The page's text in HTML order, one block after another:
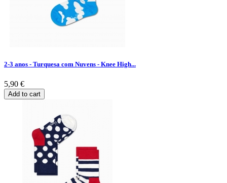
2-3 anos - Turquesa com Nuvens - Knee High...
5,90 €
Add to cart